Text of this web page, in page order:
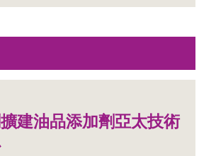
建油品添加劑亞太技術